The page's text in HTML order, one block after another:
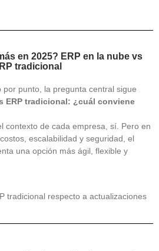
en 2025? ERP en la nube vs
tradicional
por punto, la pregunta central sigue
ERP tradicional: ¿cuál conviene
contexto de cada empresa, sí. Pero en
escalabilidad y seguridad, el
una opción más ágil, flexible y